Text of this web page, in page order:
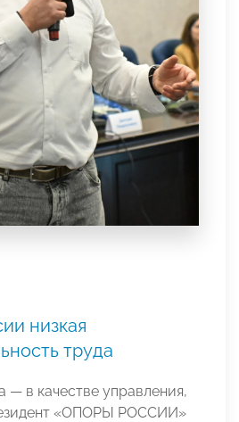
низкая
труда
— в качестве управления,
«ОПОРЫ РОССИИ»